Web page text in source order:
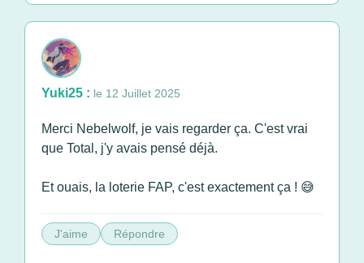
Yuki25 : le 12 Juillet 2025
Merci Nebelwolf, je vais regarder ça. C'est vrai
que Total, j'y avais pensé déjà.
Et ouais, la loterie FAP, c'est exactement ça ! 😅
J'aime Répondre